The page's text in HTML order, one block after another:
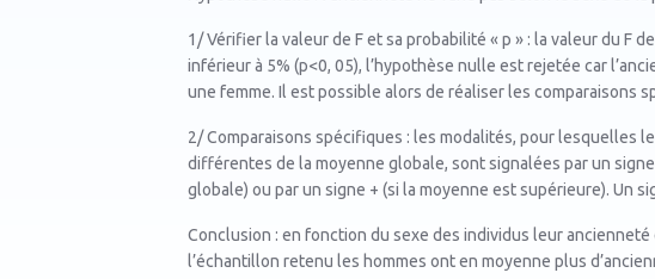
1/ Vérifier la valeur de F et sa probabilité « p » : la valeur du F
inférieur à 5% (p<0, 05), l’hypothèse nulle est rejetée car
une femme. Il est possible alors de réaliser les comparaisons
2/ Comparaisons spécifiques : les modalités, pour lesquelles
différentes de la moyenne globale, sont signalées par un
globale) ou par un signe + (si la moyenne est supérieure). Un
Conclusion : en fonction du sexe des individus leur
l’échantillon retenu les hommes ont en moyenne plus